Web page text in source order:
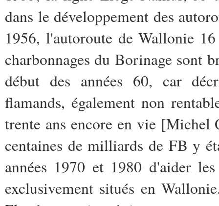
dans le développement des
1956, l'autoroute de Wallonie
charbonnages du Borinage sont
début des années 60, car
flamands, également non
trente ans encore en vie [Michel
centaines de milliards de FB y
années 1970 et 1980 d'aider
exclusivement situés en